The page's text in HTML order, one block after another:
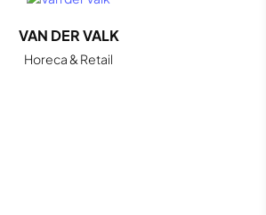
VAN DER VALK
Horeca & Retail